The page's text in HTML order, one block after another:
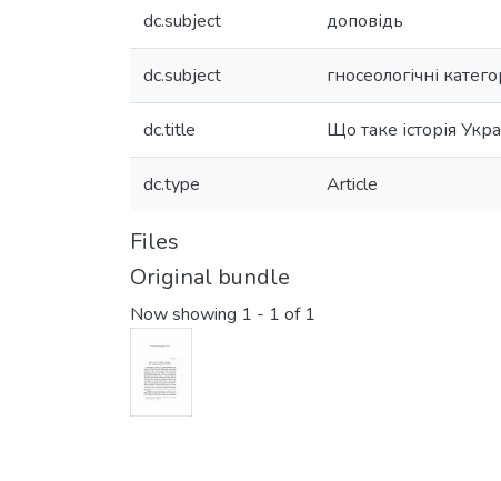
dc.subject доповідь
dc.subject гносеологічні
dc.title Що таке історія
dc.type Article
Files
Original bundle
Now showing 1 - 1 of 1